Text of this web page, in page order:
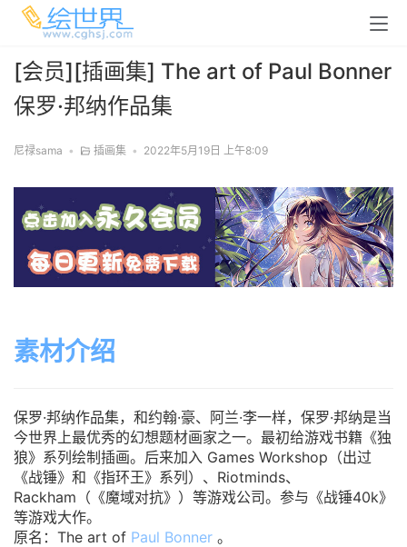
[会员][插画集] The art of Paul Bonner
保罗·邦纳作品集
尼禄sama • 插画集 • 2022年5月19日 上午8:09
素材介绍
保罗·邦纳作品集，和约翰·豪、阿兰·李一样，保罗·邦纳是当
今世界上最优秀的幻想题材画家之一。 最初给游戏书籍《独
狼》系列绘制插画。 后来加入 Games Workshop（出过
《战锤》和《指环王》系列）、Riotminds、
Rackham（《魔域对抗》）等游戏公司。参与《战锤40k》
等游戏大作。
原名：The art of Paul Bonner 。